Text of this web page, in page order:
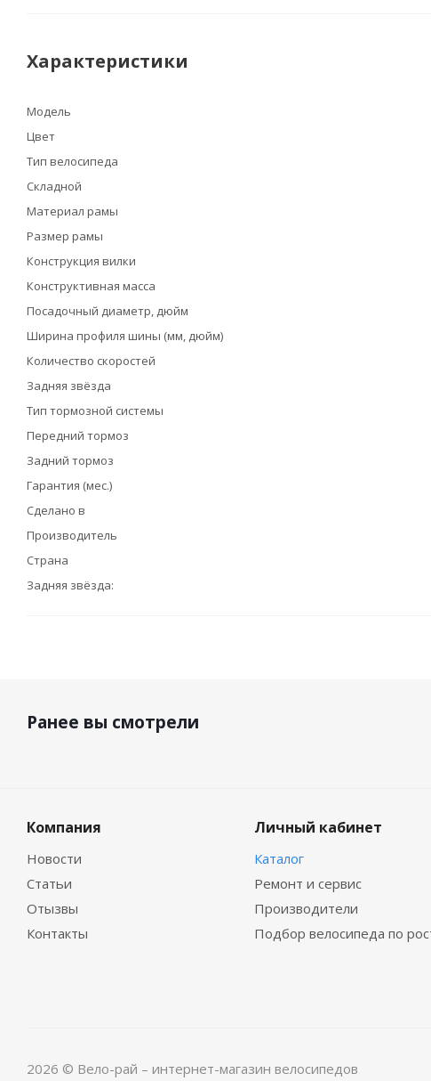
Характеристики
Модель
Цвет
Тип велосипеда
Складной
Материал рамы
Размер рамы
Конструкция вилки
Конструктивная масса
Посадочный диаметр, дюйм
Ширина профиля шины (мм, дюйм)
Количество скоростей
Задняя звёзда
Тип тормозной системы
Передний тормоз
Задний тормоз
Гарантия (мес.)
Сделано в
Производитель
Страна
Задняя звёзда:
Ранее вы смотрели
Компания
Новости
Статьи
Отызвы
Контакты
Личный кабинет
Каталог
Ремонт и сервис
Производители
Подбор велосипеда по
2026 © Вело-рай – интернет-магазин велосипедов